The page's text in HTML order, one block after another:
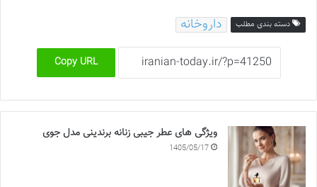
دسته بندی مطلب داروخانه
Copy URL
ویژگی های عطر جیبی زنانه برندینی مدل جوی
1405/05/17